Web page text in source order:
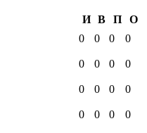
И В П
О
0 0 0 0
0 0 0 0
0 0 0 0
0 0 0 0